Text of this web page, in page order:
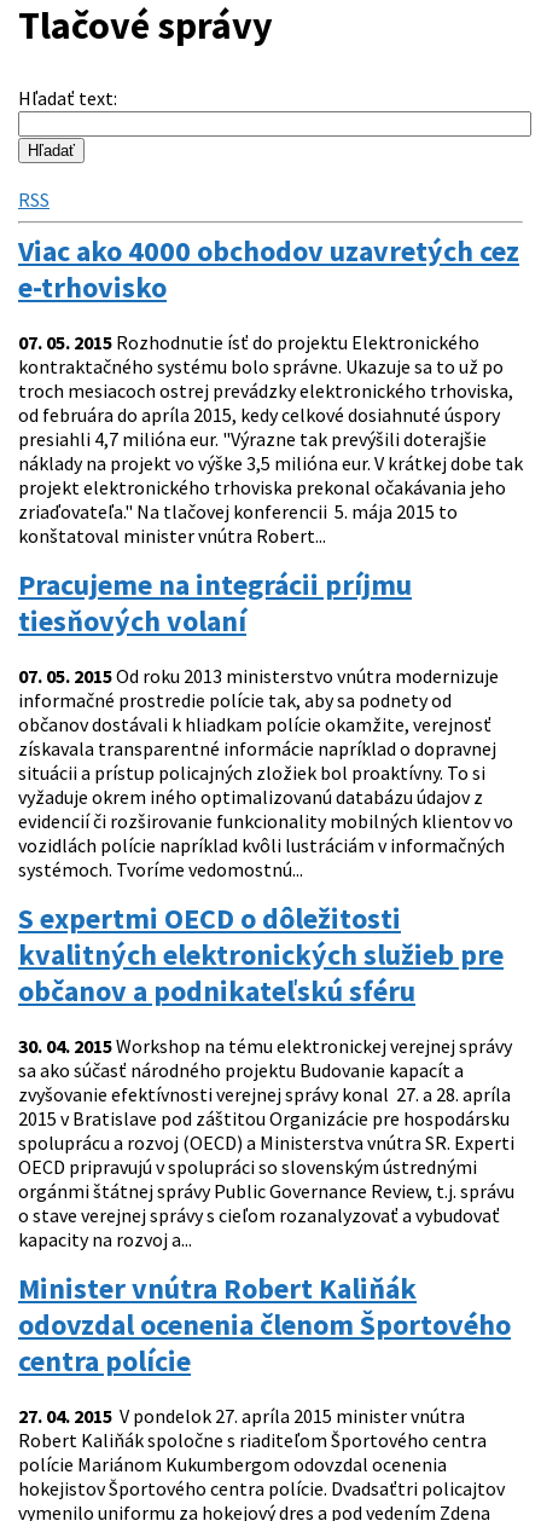
Tlačové správy
Hľadať text:
RSS
Viac ako 4000 obchodov uzavretých cez
e-trhovisko
07. 05. 2015 Rozhodnutie ísť do projektu Elektronického
kontraktačného systému bolo správne. Ukazuje sa to už po
troch mesiacoch ostrej prevádzky elektronického trhoviska,
od februára do apríla 2015, kedy celkové dosiahnuté úspory
presiahli 4,7 milióna eur. "Výrazne tak prevýšili doterajšie
náklady na projekt vo výške 3,5 milióna eur. V krátkej dobe tak
projekt elektronického trhoviska prekonal očakávania jeho
zriaďovateľa." Na tlačovej konferencii 5. mája 2015 to
konštatoval minister vnútra Robert...
Pracujeme na integrácii príjmu
tiesňových volaní
07. 05. 2015Od roku 2013 ministerstvo vnútra modernizuje
informačné prostredie polície tak, aby sa podnety od
občanov dostávali k hliadkam polície okamžite, verejnosť
získavala transparentné informácie napríklad o dopravnej
situácii a prístup policajných zložiek bol proaktívny. To si
vyžaduje okrem iného optimalizovanú databázu údajov z
evidencií či rozširovanie funkcionality mobilných klientov vo
vozidlách polície napríklad kvôli lustráciám v informačných
systémoch. Tvoríme vedomostnú...
S expertmi OECD o dôležitosti
kvalitných elektronických služieb pre
občanov a podnikateľskú sféru
30. 04. 2015Workshop na tému elektronickej verejnej správy
sa ako súčasť národného projektu Budovanie kapacít a
zvyšovanie efektívnosti verejnej správy konal 27. a 28. apríla
2015 v Bratislave pod záštitou Organizácie pre hospodársku
spoluprácu a rozvoj (OECD) a Ministerstva vnútra SR. Experti
OECD pripravujú v spolupráci so slovenským ústrednými
orgánmi štátnej správy Public Governance Review, t.j. správu
o stave verejnej správy s cieľom rozanalyzovať a vybudovať
kapacity na rozvoj a...
Minister vnútra Robert Kaliňák
odovzdal ocenenia členom Športového
centra polície
27. 04. 2015 V pondelok 27. apríla 2015 minister vnútra
Robert Kaliňák spoločne s riaditeľom Športového centra
polície Mariánom Kukumbergom odovzdal ocenenia
hokejistov Športového centra polície. Dvadsaťtri policajtov
vymenilo uniformu za hokejový dres a pod vedením Zdena